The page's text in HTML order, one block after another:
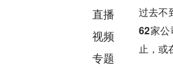
推荐
财经
项目推荐
直播
视频
专题
过去不
62家公
止，或